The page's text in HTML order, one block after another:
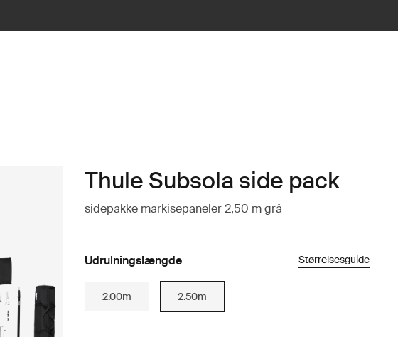
Thule Subsola side pack
sidepakke markisepaneler 2,50 m grå
Udrulningslængde Størrelsesguide
2.00m 2.50m